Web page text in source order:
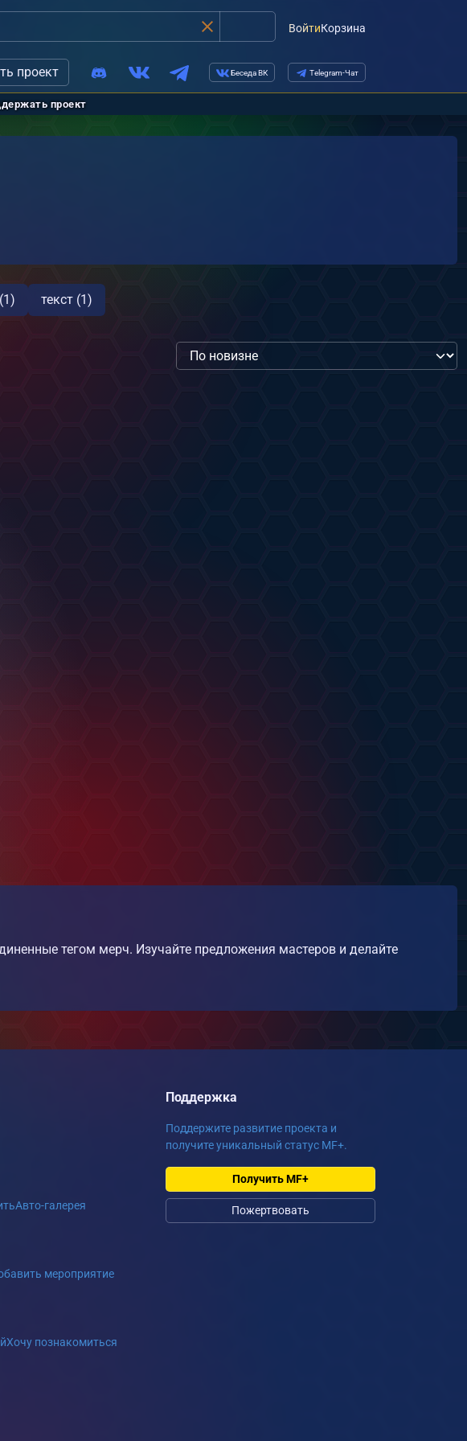
ВойтиКорзина
проект Беседа ВК Telegram-Чат
проект
текст (1)
тегом мерч. Изучайте предложения мастеров и делайте
Авто-галерея
мероприятие
Хочу познакомиться
Поддержка
Поддержите развитие проекта и
получите уникальный статус MF+.
Получить MF+
Пожертвовать